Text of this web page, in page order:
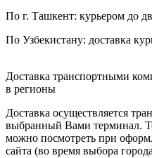
По г. Ташкент: курьером до
По Узбекистану: доставка
Доставка транспортными
в регионы
Доставка осуществляется
выбранный Вами терминал.
можно посмотреть при
сайта (во время выбора